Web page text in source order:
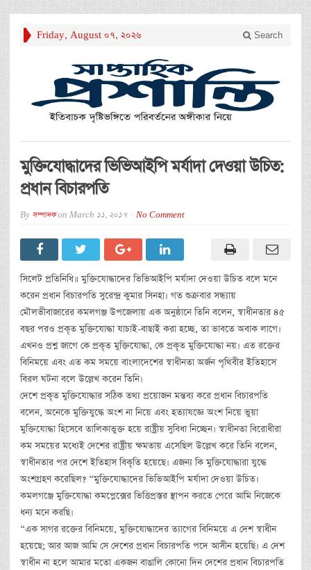
Friday, August 07, 2026 Search
মুক্তিযোদ্ধাদের ভিভিআইপি মর্যাদা দেওয়া উচিত:
প্রধান বিচারপতি
By সম্পাদকon March 11, 2017 No Comment
সিলেট প্রতিনিধি॥ মুক্তিযোদ্ধাদের ভিভিআইপি মর্যাদা দেওয়া উচিত বলে মনে
করেন প্রধান বিচারপতি সুরেন্দ্র কুমার সিনহা। গত শুক্রবার সন্ধ্যায়
মৌলভীবাজারের কমলগঞ্জ উপজেলায় এক অনুষ্ঠানে তিনি বলেন, স্বাধীনতার ৪৫
বছর পরও প্রকৃত মুক্তিযোদ্ধা যাচাই-বাছাই করা হচ্ছে, তা ভাবতে অবাক লাগে।
এখনও প্রশ্ন জাগে কে প্রকৃত মুক্তিযোদ্ধা, কে প্রকৃত মুক্তিযোদ্ধা নয়। এত রক্তের
বিনিময়ে এবং এত কম সময়ে বাংলাদেশের স্বাধীনতা অর্জন পৃথিবীর ইতিহাসে
বিরল ঘটনা বলে উল্লেখ করেন তিনি।
দেশে প্রকৃত মুক্তিযোদ্ধার সঠিক তথ্য প্রয়োজন মন্তব্য করে প্রধান বিচারপতি
বলেন, অনেকে মুক্তিযুদ্ধে অংশ না নিয়ে এবং হত্যাযজ্ঞে অংশ নিয়ে ভুয়া
মুক্তিযোদ্ধা হিসেবে তালিকাভুক্ত হয়ে রাষ্ট্রীয় সুবিধা নিচ্ছেন। স্বাধীনতা বিরোধীরা
কম সময়ের মধ্যেই দেশের রাষ্ট্রীয় ক্ষমতায় এসেছিল উল্লেখ করে তিনি বলেন,
স্বাধীনতার পর দেশে ইতিহাস বিকৃতি হয়েছে। এজন্য কি মুক্তিযোদ্ধারা যুদ্ধে
অংশগ্রহণ করেছিল? “মুক্তিযোদ্ধাদের ভিভিআইপি মর্যাদা দেওয়া উচিত।
কমলগঞ্জে মুক্তিযোদ্ধা কমপ্লেক্সের ভিত্তিপ্রস্তর স্থাপন করতে পেরে আমি নিজেকে
ধন্য মনে করছি।
“এক সাগর রক্তের বিনিময়ে, মুক্তিযোদ্ধাদের ত্যাগের বিনিময়ে এ দেশ স্বাধীন
হয়েছে; আর আজ আমি সে দেশের প্রধান বিচারপতি পদে আসীন হয়েছি। এ দেশ
স্বাধীন না হলে আমার মতো একজন বাঙালি কোনো দিন দেশের প্রধান বিচারপতি